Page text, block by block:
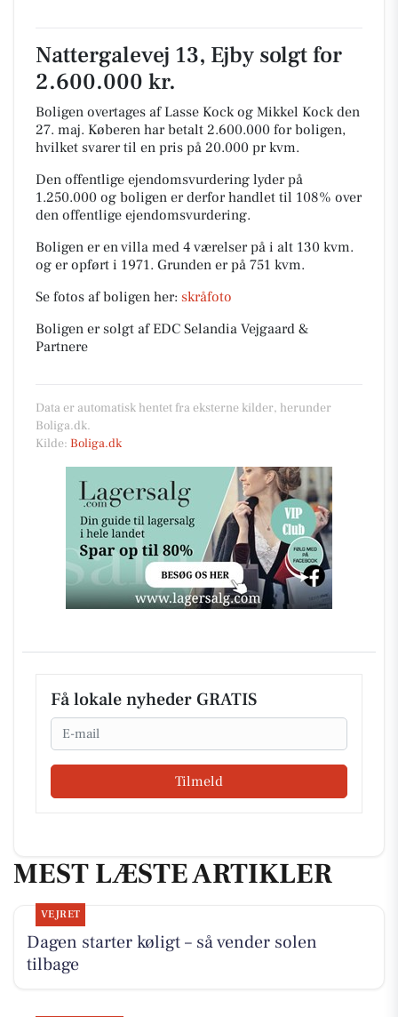
Nattergalevej 13, Ejby solgt for
2.600.000 kr.
Boligen overtages af Lasse Kock og Mikkel Kock den
27. maj. Køberen har betalt 2.600.000 for boligen,
hvilket svarer til en pris på 20.000 pr kvm.
Den offentlige ejendomsvurdering lyder på
1.250.000 og boligen er derfor handlet til 108% over
den offentlige ejendomsvurdering.
Boligen er en villa med 4 værelser på i alt 130 kvm.
og er opført i 1971. Grunden er på 751 kvm.
Se fotos af boligen her: skråfoto
Boligen er solgt af EDC Selandia Vejgaard &
Partnere
Data er automatisk hentet fra eksterne kilder, herunder
Boliga.dk.
Kilde: Boliga.dk
Få lokale nyheder GRATIS
Email
Tilmeld
MEST LÆSTE ARTIKLER
VEJRET
Dagen starter køligt – så vender solen
tilbage